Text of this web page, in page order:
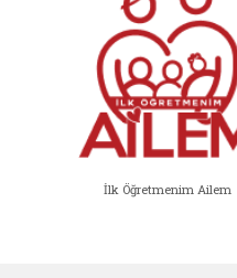
İlk Öğretmenim Ailem